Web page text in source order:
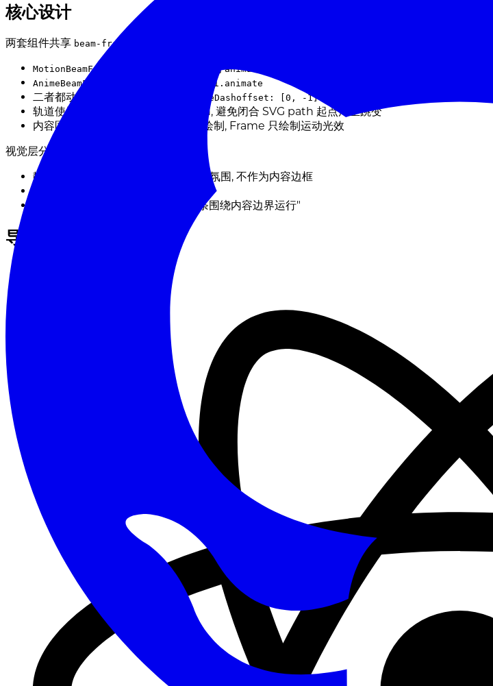
核心设计
两套组件共享 beam-frame-config.tsx
MotionBeamFrame 的animate
AnimeBeamFrame
waapi.animate
二者都动画同一个 SVG strokeDashoffset: [0, -1]
轨道使用开放的双圈 rounded path, 避免闭合 SVG path 起点产生跳变
内容区真实边框交给
自己绘制, Frame 只绘制运动光效
视觉层分为三类:
静态 ambient glow: 整圈柔光, 提供氛围, 不作为内容边框
移动 trace: 较长线段, 明确表现"线条围绕内容边界运行"
导入